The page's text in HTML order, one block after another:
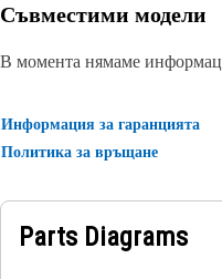
Съвместими модели
В момента нямаме
Информация за гаранцията
Политика за връщане
Parts Diagrams